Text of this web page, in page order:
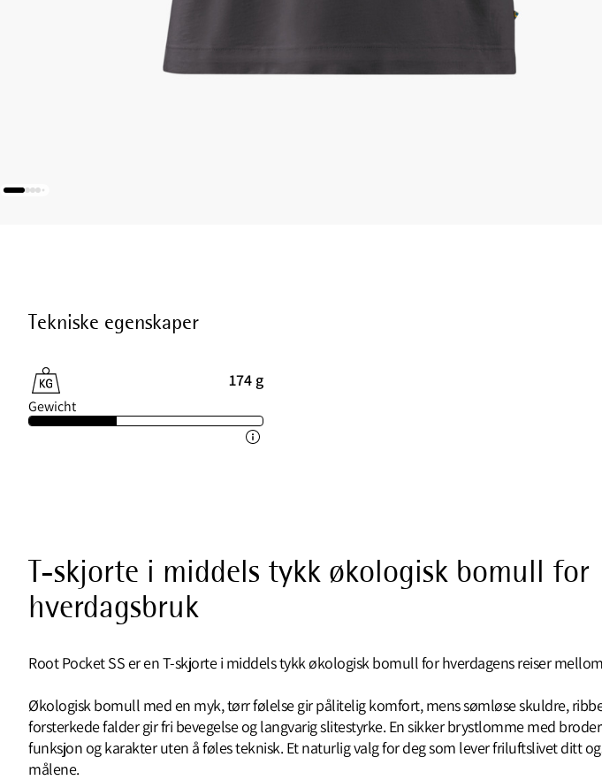
Tekniske egenskaper
174 g
Gewicht
T-skjorte i middels tykk økologisk bomull for
hverdagsbruk
Root Pocket SS er en T-skjorte i middels tykk økologisk bomull for hverdagens reiser
Økologisk bomull med en myk, tørr følelse gir pålitelig komfort, mens sømløse skuldre,
forsterkede falder gir fri bevegelse og langvarig slitestyrke. En sikker brystlomme med
funksjon og karakter uten å føles teknisk. Et naturlig valg for deg som lever friluftslivet ditt
målene.